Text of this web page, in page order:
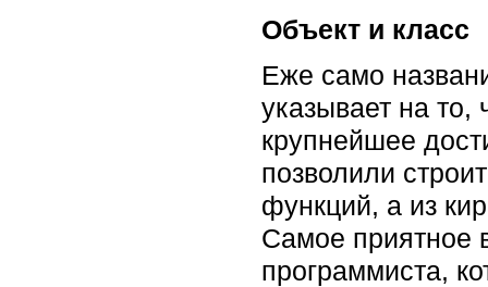
Объект и класс
Еже само
указывает на
крупнейшее
позволили
функций, а из
Самое приятное
программиста,